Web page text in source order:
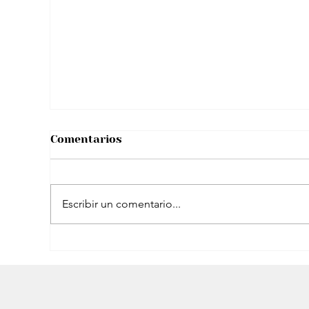
Comentarios
Escribir un comentario...